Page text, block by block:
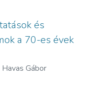
és
a 70-es évek
Havas Gábor